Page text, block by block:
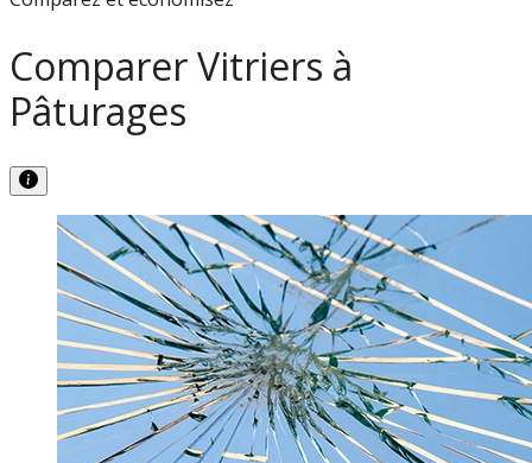
Comparer Vitriers à
Pâturages